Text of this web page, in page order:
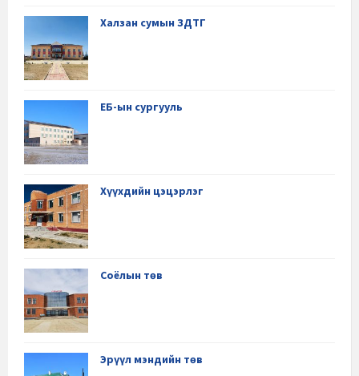
Халзан сумын ЗДТГ
ЕБ-ын сургууль
Хүүхдийн цэцэрлэг
Соёлын төв
Эрүүл мэндийн төв